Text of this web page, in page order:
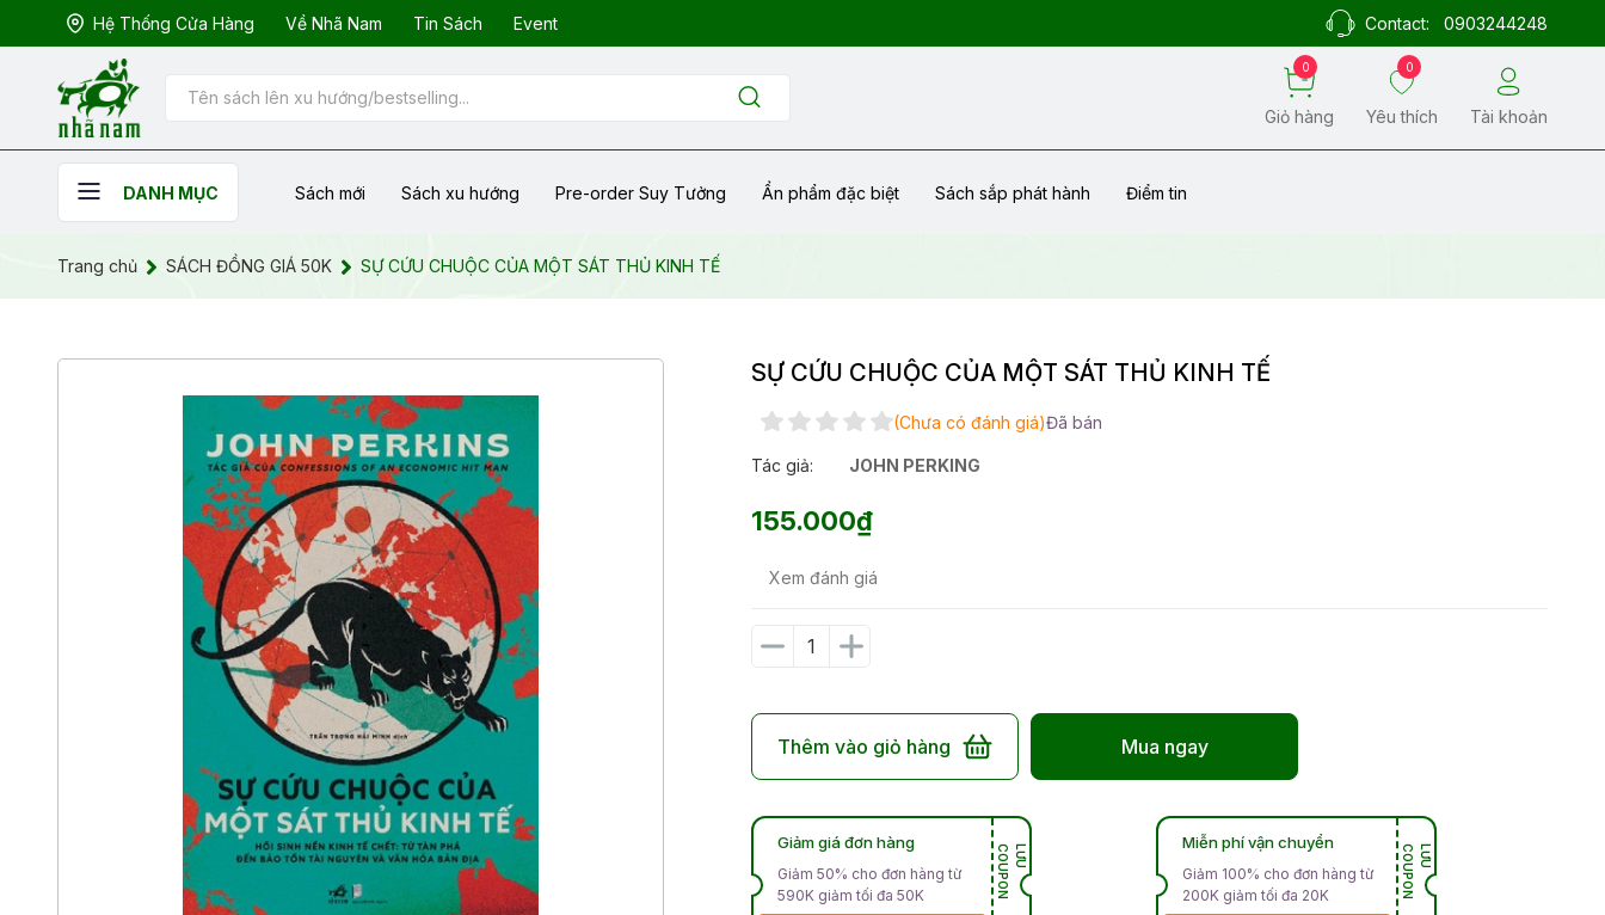
Hệ Thống Cửa Hàng Về Nhã Nam Tin Sách Event Contact: 0903244248
0
Giỏ hàng
0
Yêu thích Tài khoản
DANH MỤC Sách mới Sách xu hướng Pre-order Suy Tưởng Ẩn phẩm đặc biệt Sách sắp phát hành Điểm tin
Trang chủ SÁCH ĐỒNG GIÁ 50K SỰ CỨU CHUỘC CỦA MỘT SÁT THỦ KINH TẾ
SỰ CỨU CHUỘC CỦA MỘT SÁT THỦ KINH TẾ
(Chưa có đánh giá)Đã bán
Tác giả: JOHN PERKING
155.000₫
Xem đánh giá
Thêm vào giỏ hàng Mua ngay
Giảm giá đơn hàng
Giảm 50% cho đơn hàng từ
590K giảm tối đa 50K
L
Ư
U
C
O
U
P
O
N
Miễn phí vận chuyển
Giảm 100% cho đơn hàng từ
200K giảm tối đa 20K
L
Ư
U
C
O
U
P
O
N